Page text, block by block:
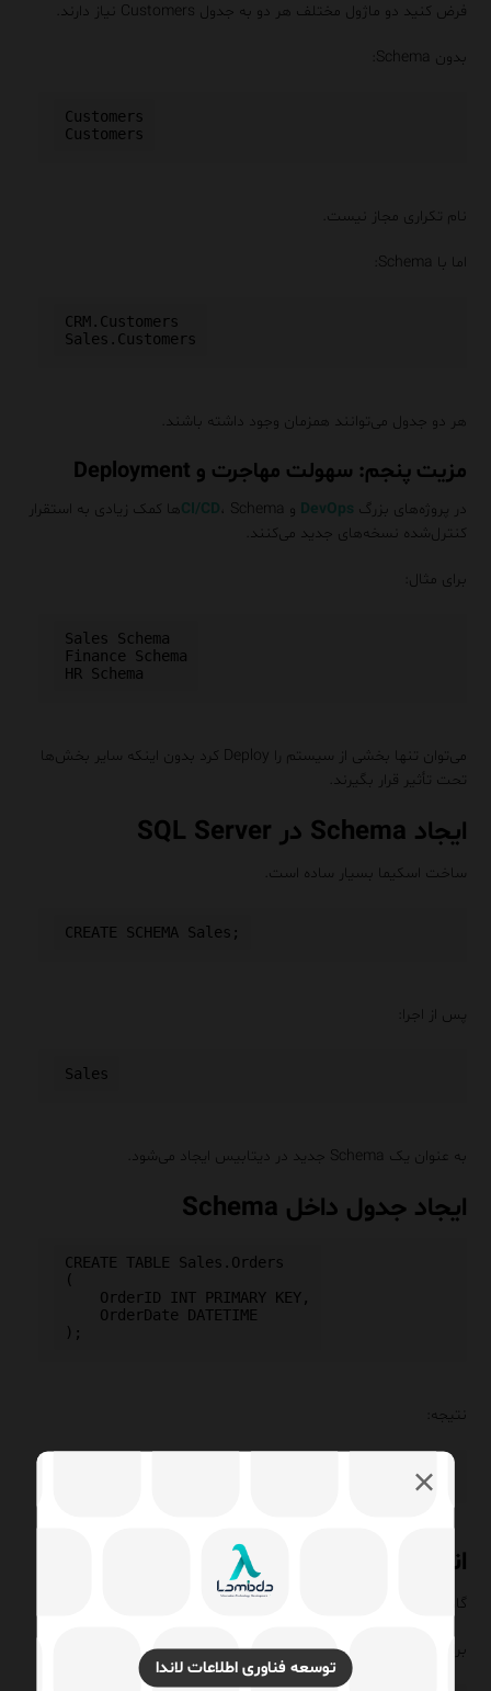
توسعه فناوری اطلاعات لاندا
فرض کنید دو ماژول مختلف هر دو به جدول Customers نیاز دارند.
بدون Schema:
Customers
نام تکراری مجاز نیست.
اما با Schema:
CRM.Customers
هر دو جدول می‌توانند همزمان وجود داشته باشند.
مزیت پنجم: سهولت مهاجرت و Deployment
در پروژه‌های بزرگ DevOps و CI/CD، Schemaها کمک زیادی به استقرار
کنترل‌شده نسخه‌های جدید می‌کنند.
برای مثال:
Sales Schema
Finance Schema
می‌توان تنها بخشی از سیستم را Deploy کرد بدون اینکه سایر بخش‌ها
تحت تأثیر قرار بگیرند.
ایجاد Schema در SQL Server
ساخت اسکیما بسیار ساده است.
پس از اجرا:
به عنوان یک Schema جدید در دیتابیس ایجاد می‌شود.
ایجاد جدول داخل Schema
CREATE TABLE Sales.Orders
(
نتیجه:
انتقال جدول به Schema دیگر
گاهی لازم است ساختار دیتابیس بازطراحی شود.
برای انتقال: